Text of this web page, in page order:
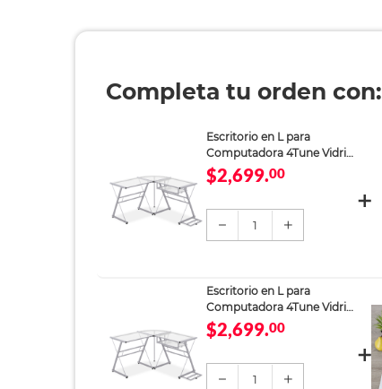
Completa tu orden con:
Escritorio en L para
Computadora 4Tune Vidrio
Translúcido
$2,699.00
1
Escritorio en L para
Computadora 4Tune Vidrio
Translúcido
$2,699.00
1